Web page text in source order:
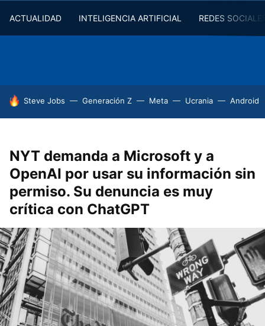
ACTUALIDAD INTELIGENCIA ARTIFICIAL REDES
HOY SE HABLA DE
Steve Jobs Generación Z Meta Ucrania Android
NYT demanda a Microsoft y a
OpenAI por usar su información sin
permiso. Su denuncia es muy
crítica con ChatGPT